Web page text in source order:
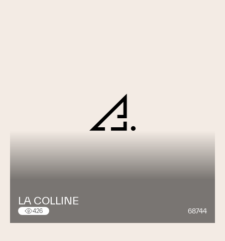
LA COLLINE
426 68744